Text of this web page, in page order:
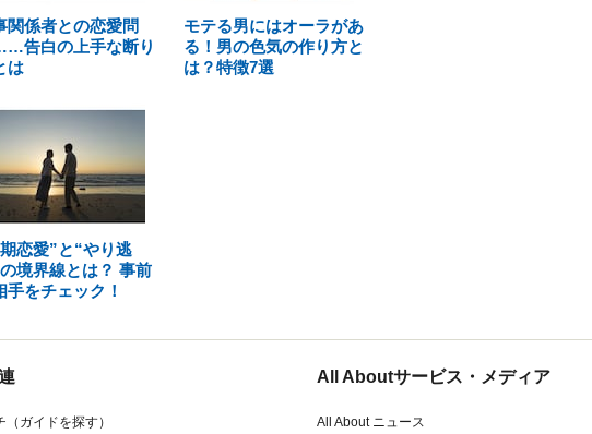
関係者との恋愛問
告白の上手な断り
は
モテる男にはオーラがあ
る！男の色気の作り方と
は？特徴7選
恋愛”と“やり逃
境界線とは？ 事前
手をチェック！
ガイドを探す）
All Aboutサービス・メディア
All About ニュース